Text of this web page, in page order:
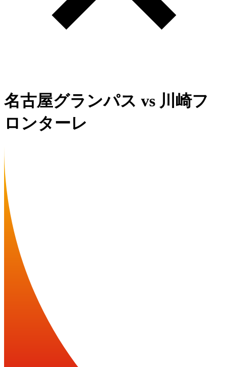
名古屋グランパス vs 川崎フ
ロンターレ